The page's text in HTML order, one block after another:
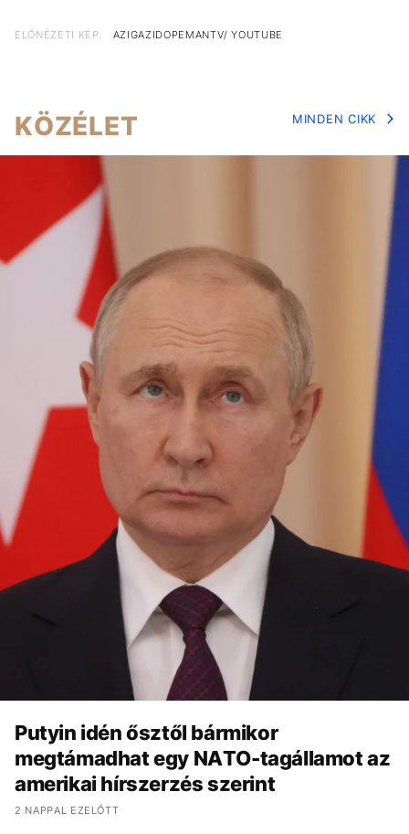
ELŐNÉZETI KÉP: AZIGAZIDOPEMANTV/ YOUTUBE
KÖZÉLET MINDEN CIKK
Putyin idén ősztől bármikor
megtámadhat egy NATO-tagállamot az
amerikai hírszerzés szerint
2 NAPPAL EZELŐTT